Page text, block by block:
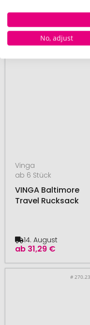
ab16,55 €
26. August
Vinga
ab 6 Stück
VINGA Baltimore
Travel Rucksack
ab 31,29 €
14. August
#
No, adjust